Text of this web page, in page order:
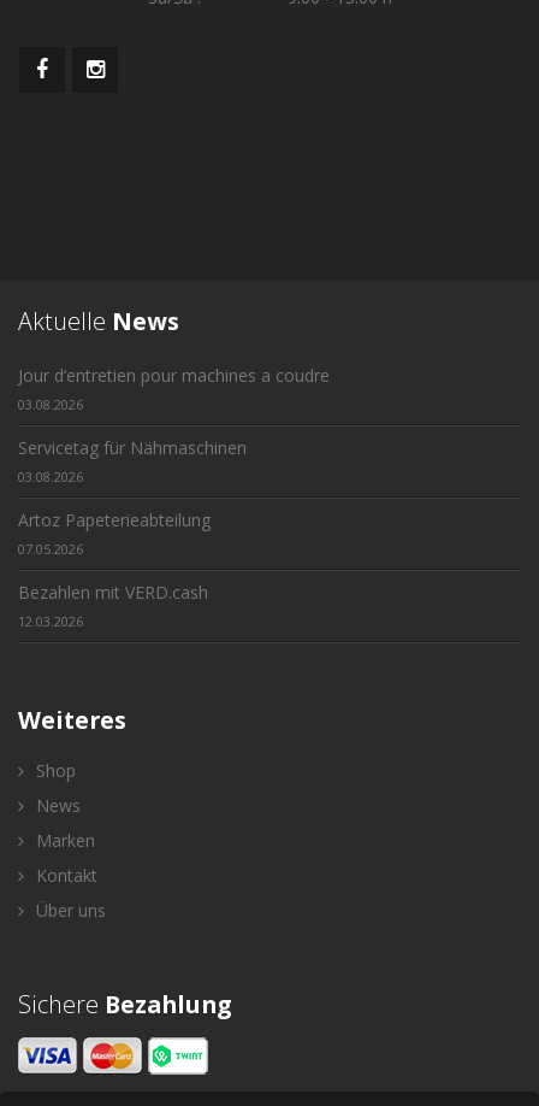
Aktuelle News
Jour d‘entretien pour machines a coudre
03.08.2026
Servicetag für Nähmaschinen
03.08.2026
Artoz Papeterieabteilung
07.05.2026
Bezahlen mit VERD.cash
12.03.2026
Weiteres
Shop
News
Marken
Kontakt
Über uns
Sichere Bezahlung